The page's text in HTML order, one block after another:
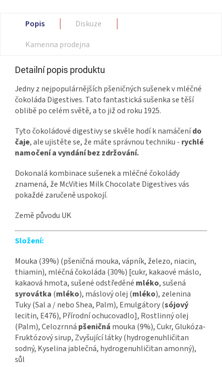
Popis
Diskuze
Kamenna prodejna
Detailní popis produktu
Jedny z nejpopulárnějších pšeničných sušenek v mléčné
čokoláda Digestives. Tato fantastická sušenka se těší
oblibě po celém světě, a to již od roku 1925.
Tyto čokoládové digestivy se skvěle hodí k namáčenído
čaje, ale ujistěte se, že máte správnou techniku - rychlé
namočení a vyndání bez zdržování.
Dokonalá kombinace sušenek a mléčné čokolády
znamená, že McVities Milk Chocolate Digestives vás
pokaždé zaručeně uspokojí.
Země původu UK
Složení:
Mouka (39%) (pšeničná mouka, vápník, železo, niacin,
thiamin), mléčná čokoláda (30%) [cukr, kakaové máslo,
kakaová hmota, sušené odstředěné mléko, sušená
syrovátka (mléko), máslový olej (mléko), zelenina
Tuky (Sal a / nebo Shea, Palm), Emulgátory (sójový
lecitin, E476), Přírodní ochucovadlo], Rostlinný olej
(Palm), Celozrnná pšeničná mouka (9%), Cukr, Glukóza-
Fruktózový sirup, Zvyšující látky (hydrogenuhličitan
sodný, Kyselina jablečná, hydrogenuhličitan amonný),
sůl